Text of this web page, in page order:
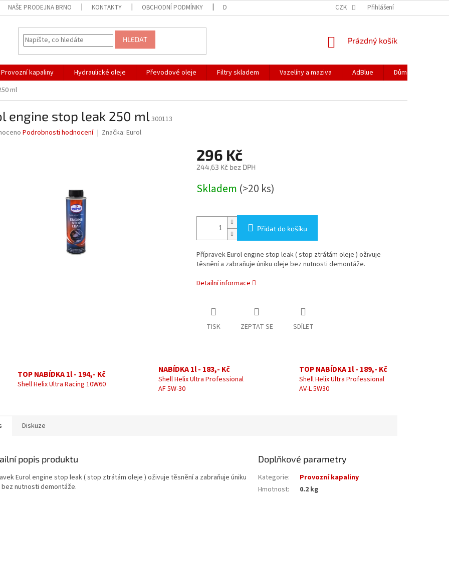
NAŠE PRODEJNA BRNO KONTAKTY OBCHODNÍ PODMÍNKY DOPRAVA PODMÍNKY OCHRANY OSOBNÍCH ÚDAJŮ
CZK Přihlášení
HLEDAT
NÁKUPNÍ
Prázdný košík
Provozní kapaliny Hydraulické oleje Převodové oleje Filtry skladem Vazelíny a maziva AdBlue
Dům a zahrada
ml
engine stop leak 250 ml300113
Podrobnosti hodnocení Značka: Eurol
296 Kč
244,63 Kč bez DPH
cena:
Skladem (>20 ks)
Přidat do košíku
Přípravek Eurol engine stop leak ( stop ztrátám oleje ) oživuje
těsnění a zabraňuje úniku oleje bez nutnosti demontáže.
Detailní informace
TISK ZEPTAT SE SDÍLET
TOP NABÍDKA 1l - 194,- Kč
Shell Helix Ultra Racing 10W60
NABÍDKA 1l - 183,- Kč
Shell Helix Ultra Professional
AF 5W-30
TOP NABÍDKA 1l - 189,- Kč
Shell Helix Ultra Professional
AV-L 5W30
Diskuze
popis produktu
Eurol engine stop leak ( stop ztrátám oleje ) oživuje těsnění a zabraňuje úniku
nutnosti demontáže.
Doplňkové parametry
Kategorie:
Provozní kapaliny
Hmotnost: 0.2 kg